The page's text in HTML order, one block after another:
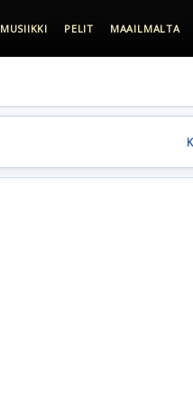
MUSIIKKI PELIT MAAILMALTA